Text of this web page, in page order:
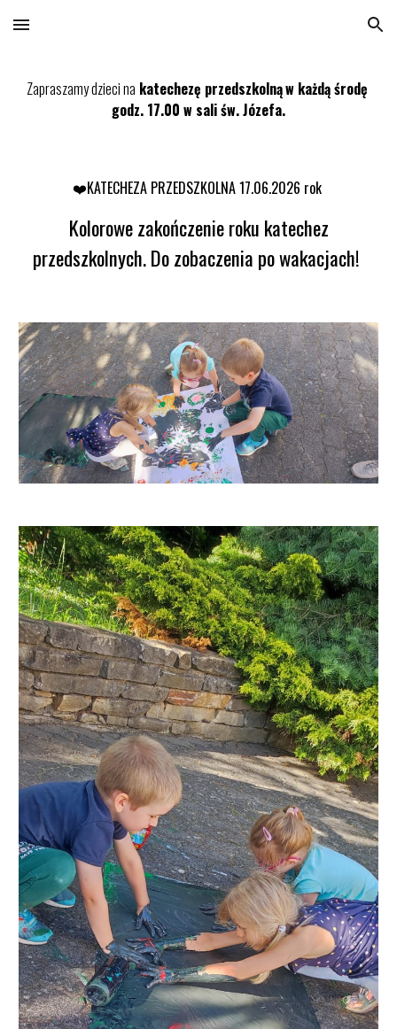
Skip to main content Skip to navigation
Zapraszamy dzieci na katechezę przedszkolnąw każdą środę
godz. 17.00 w sali św. Józefa.
❤️KATECHEZA PRZEDSZKOLNA 17.06.2026 rok
Kolorowe zakończenie roku katechez
przedszkolnych. Do zobaczenia po wakacjach!